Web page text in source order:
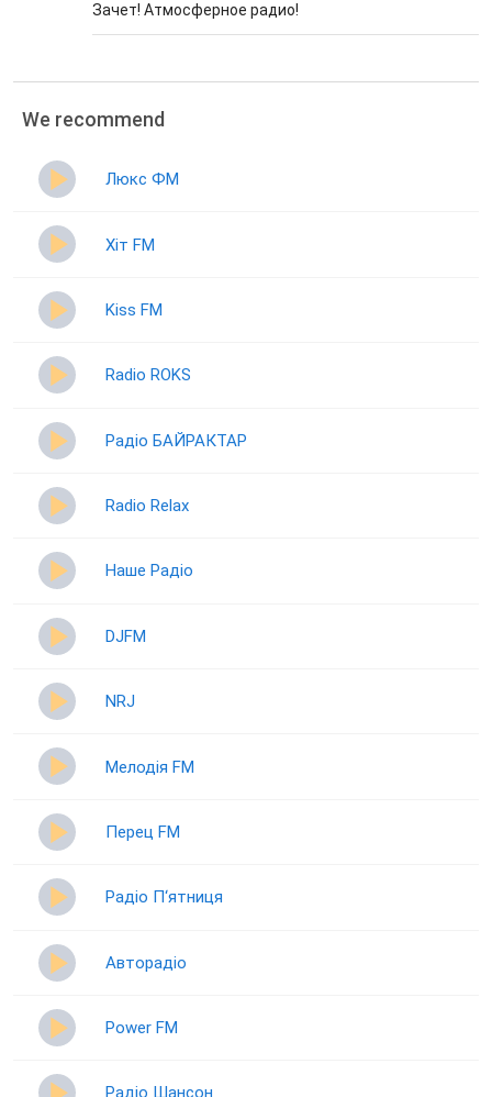
Зачет! Атмосферное радио!
We recommend
Люкс ФМ
Хіт FM
Kiss FM
Radio ROKS
Радіо БАЙРАКТАР
Radio Relax
Наше Радіо
DJFM
NRJ
Мелодія FM
Перец FM
Радіо П‘ятниця
Авторадіо
Power FM